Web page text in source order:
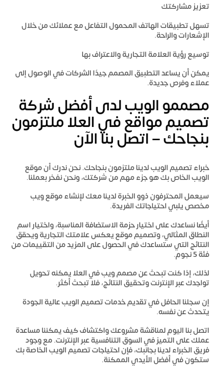
تعزيز مشاركتك
تسهل تطبيقات الهاتف المحمول التفاعل مع عملائك من خلال
الإشعارات والراحة.
توسيع رؤية العلامة التجارية والاعتراف بها
يمكن أن يساعد التطبيق المصمم جيدًا الشركات في الوصول إلى
عملاء وفرص جديدة.
مصممو الويب لدى أفضل شركة
تصميم مواقع في العلا ملتزمون
بنجاحك – اتصل بنا الآن
خبراء تصميم الويب لدينا ملتزمون بنجاحك. نحن ندرك أن موقع
الويب الخاص بك هو جزء مهم من شركتك، ونحن نفخر بعملنا.
سيعمل المحترفون ذوو الخبرة لدينا معك لإنشاء موقع ويب
مخصص يلبي احتياجاتك الفريدة.
أيضًا نساعدك على اختيار حزمة الاستضافة المناسبة، واختيار اسم
النطاق المثالي، وتصميم موقع يعكس علامتك التجارية ويحقق
النتائج التي ستساعدك في الحصول على المزيد من التقييمات من
فئة 5 نجوم.
لذلك، إذا كنت تبحث عن مصمم ويب في العلا يمكنه تحويل
تواجدك عبر الإنترنت وتحقيق النتائج، فلا تبحث أكثر.
إن سجلنا الحافل في تقديم خدمات تصميم الويب عالية الجودة
يتحدث عن نفسه.
اتصل بنا اليوم لمناقشة مشروعك واكتشاف كيف يمكننا مساعدة
عملك على التميز في السوق التنافسية عبر الإنترنت. مع وجود
فريق الخبراء لدينا بجانبك، فإن احتياجات تصميم الويب الخاصة بك
ستكون في أفضل الأيدي الممكنة.